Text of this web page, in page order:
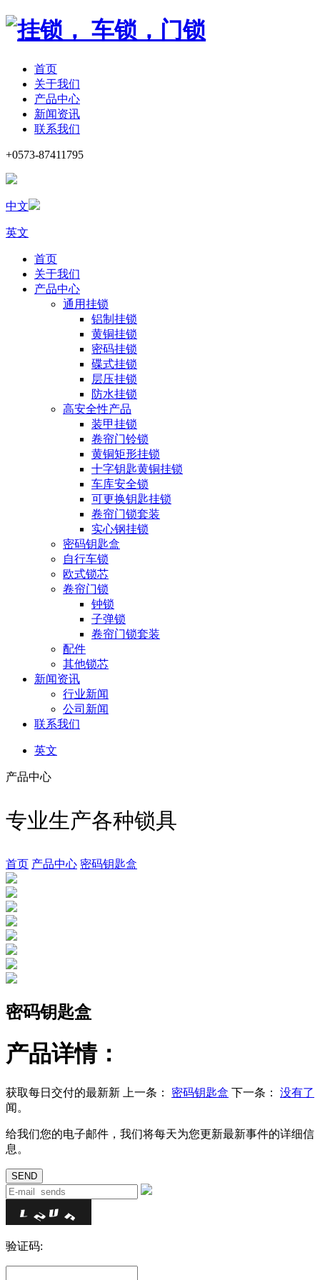
首页
关于我们
产品中心
新闻资讯
联系我们
+0573-87411795
中文
英文
首页
关于我们
产品中心
通用挂锁
铝制挂锁
黄铜挂锁
密码挂锁
碟式挂锁
层压挂锁
防水挂锁
高安全性产品
装甲挂锁
卷帘门铃锁
黄铜矩形挂锁
十字钥匙黄铜挂锁
车库安全锁
可更换钥匙挂锁
卷帘门锁套装
实心钢挂锁
密码钥匙盒
自行车锁
欧式锁芯
卷帘门锁
钟锁
子弹锁
卷帘门锁套装
配件
其他锁芯
新闻资讯
行业新闻
公司新闻
联系我们
英文
产品中心
专业生产各种锁具
首页 产品中心 密码钥匙盒
密码钥匙盒
产品详情：
上一条： 密码钥匙盒 下一条： 没有了
获取每日交付的最新新
闻。
给我们您的电子邮件，我们将每天为您更新最新事件的详细信
息。
验证码: